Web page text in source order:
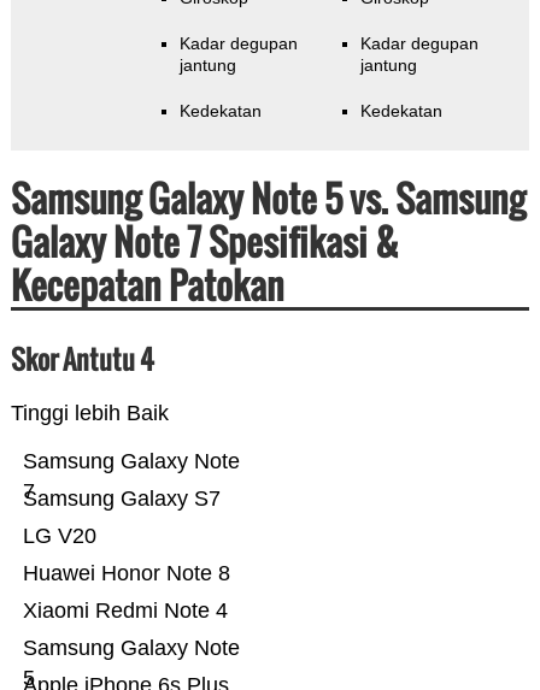
Kadar degupan
jantung
Kedekatan
Kadar degupan
jantung
Kedekatan
Samsung Galaxy Note 5 vs. Samsung
Galaxy Note 7 Spesifikasi &
Kecepatan Patokan
Skor Antutu 4
Tinggi lebih Baik
Samsung Galaxy Note
5
Xiaomi Redmi Note 4
Huawei Honor Note 8
LG V20
Samsung Galaxy S7
Samsung Galaxy Note
7